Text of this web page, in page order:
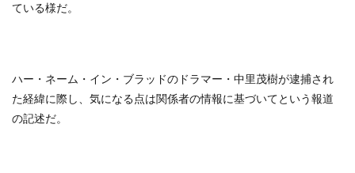
ている様だ。
ハー・ネーム・イン・ブラッドのドラマー・中里茂樹が逮捕され
た経緯に際し、気になる点は関係者の情報に基づいてという報道
の記述だ。